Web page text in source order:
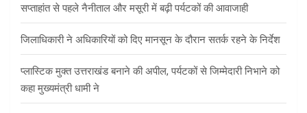
सप्ताहांत से पहले नैनीताल और मसूरी में बढ़ी पर्यटकों की आवाजाही
जिलाधिकारी ने अधिकारियों को दिए मानसून के दौरान सतर्क रहने के निर्देश
प्लास्टिक मुक्त उत्तराखंड बनाने की अपील, पर्यटकों से जिम्मेदारी निभाने को
कहा मुख्यमंत्री धामी ने